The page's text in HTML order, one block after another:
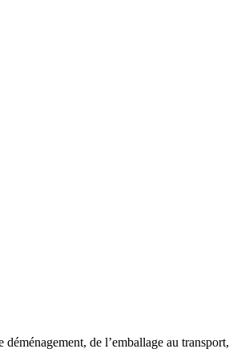
de l’emballage au transport,